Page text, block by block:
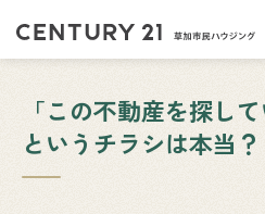
「この不動産を探し
というチラシは本当？